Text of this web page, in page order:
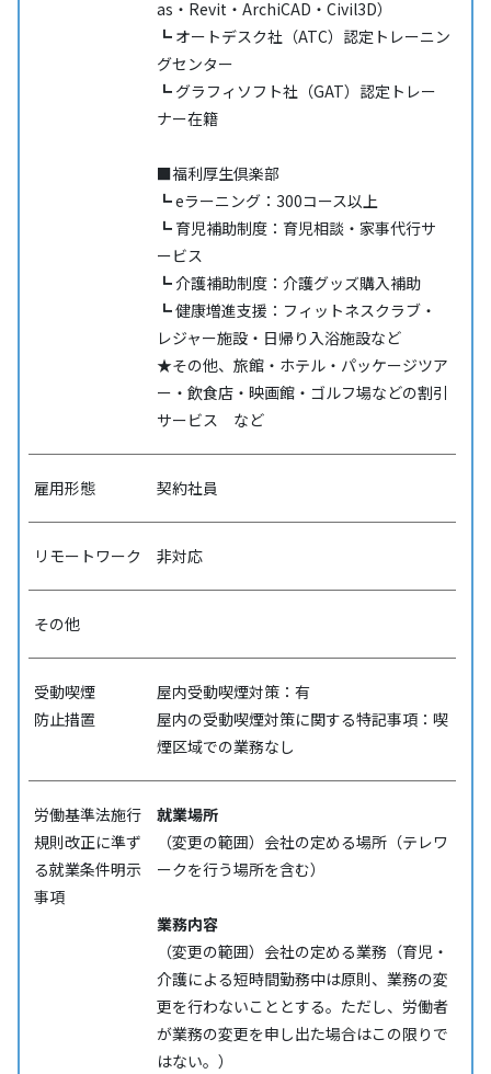
as・Revit・ArchiCAD・Civil3D）
┗ オートデスク社（ATC）認定トレーニン
グセンター
┗ グラフィソフト社（GAT）認定トレー
ナー在籍
■福利厚生倶楽部
┗ eラーニング：300コース以上
┗ 育児補助制度：育児相談・家事代行サ
ービス
┗ 介護補助制度：介護グッズ購入補助
┗ 健康増進支援：フィットネスクラブ・
レジャー施設・日帰り入浴施設など
★その他、旅館・ホテル・パッケージツア
ー・飲食店・映画館・ゴルフ場などの割引
サービス など
雇用形態 契約社員
リモートワーク 非対応
その他
受動喫煙
防⽌措置
屋内受動喫煙対策：有
屋内の受動喫煙対策に関する特記事項：喫
煙区域での業務なし
労働基準法施行
規則改正に準ず
る就業条件明示
事項
就業場所
（変更の範囲）会社の定める場所（テレワ
ークを行う場所を含む）
業務内容
（変更の範囲）会社の定める業務（育児・
介護による短時間勤務中は原則、業務の変
更を行わないこととする。ただし、労働者
が業務の変更を申し出た場合はこの限りで
はない。）